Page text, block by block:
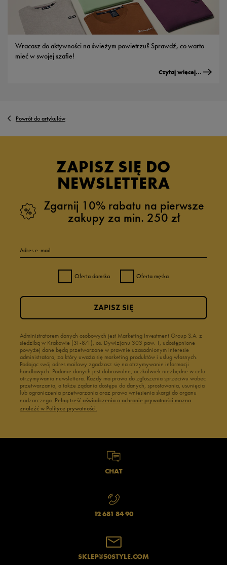
Wracasz do aktywności na świeżym powietrzu? Sprawdź, co warto
mieć w swojej szafie!
Czytaj więcej...
Powrót do artykułów
ZAPISZ SIĘ DO
NEWSLETTERA
Zgarnij 10% rabatu na pierwsze
zakupy za min. 250 zł
Adres e-mail
Oferta damska Oferta męska
Administratorem danych osobowych jest Marketing Investment Group S.A. z
siedzibą w Krakowie (31-871), os. Dywizjonu 303 paw. 1, udostępnione
powyżej dane będą przetwarzane w prawnie uzasadnionym interesie
administratora, za który uważa się marketing produktów i usług własnych.
Podając swój adres mailowy zgadzasz się na otrzymywanie informacji
handlowych. Podanie danych jest dobrowolne, aczkolwiek niezbędne w celu
otrzymywania newslettera. Każdy ma prawo do zgłoszenia sprzeciwu wobec
przetwarzania, a także żądania dostępu do danych, sprostowania, usunięcia
lub ograniczenia przetwarzania oraz prawo wniesienia skargi do organu
nadzorczego. Pełną treść oświadczenia o ochronie prywatności można
znaleźć w Polityce prywatności.
ZAPISZ SIĘ
CHAT
12 681 84 90
SKLEP@50STYLE.COM